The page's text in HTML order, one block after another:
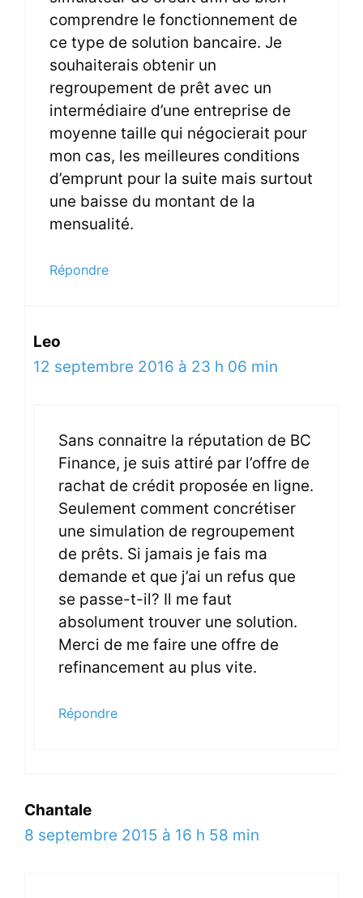
comprendre le fonctionnement de
ce type de solution bancaire. Je
souhaiterais obtenir un
regroupement de prêt avec un
intermédiaire d’une entreprise de
moyenne taille qui négocierait pour
mon cas, les meilleures conditions
d’emprunt pour la suite mais surtout
une baisse du montant de la
mensualité.
Répondre
Leo
12 septembre 2016 à 23 h 06 min
Sans connaitre la réputation de BC
Finance, je suis attiré par l’offre de
rachat de crédit proposée en ligne.
Seulement comment concrétiser
une simulation de regroupement
de prêts. Si jamais je fais ma
demande et que j’ai un refus que
se passe-t-il? Il me faut
absolument trouver une solution.
Merci de me faire une offre de
refinancement au plus vite.
Répondre
Chantale
8 septembre 2015 à 16 h 58 min